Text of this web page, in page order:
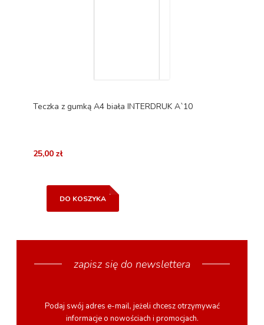
Teczka z gumką A4 biała INTERDRUK A`10
25,00 zł
DO KOSZYKA
zapisz się do newslettera
Podaj swój adres e-mail, jeżeli chcesz otrzymywać
informacje o nowościach i promocjach.